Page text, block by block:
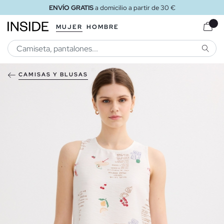
ENVÍO GRATISa domicilio a partir de 30 €
MUJER HOMBRE
CAMISAS Y BLUSAS